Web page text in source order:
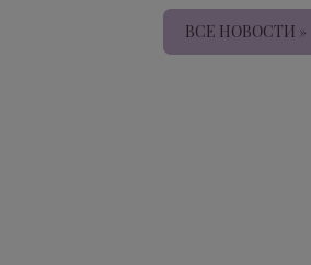
ВСЕ НОВОСТИ »